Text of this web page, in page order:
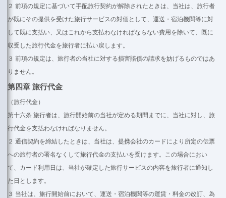
２ 前項の規定に基づいて手配旅行契約が解除されたときは、当社は、旅行者
が既にその提供を受けた旅行サービスの対価として、運送・宿泊機関等に対
して既に支払い、又はこれから支払わなければならない費用を除いて、既に
収受した旅行代金を旅行者に払い戻します。
３ 前項の規定は、旅行者の当社に対する損害賠償の請求を妨げるものではあ
りません。
第四章 旅行代金
（旅行代金）
第十六条 旅行者は、旅行開始前の当社が定める期間までに、当社に対し、旅
行代金を支払わなければなりません。
２ 通信契約を締結したときは、当社は、提携会社のカードにより所定の伝票
への旅行者の署名なくして旅行代金の支払いを受けます。この場合におい
て、カード利用日は、当社が確定した旅行サービスの内容を旅行者に通知し
た日とします。
３ 当社は、旅行開始前において、運送・宿泊機関等の運賃・料金の改訂、為